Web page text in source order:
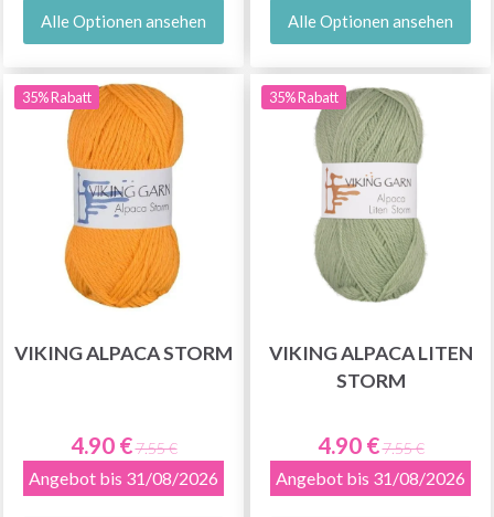
Alle Optionen ansehen Alle Optionen ansehen
35% Rabatt
VIKING ALPACA STORM
4.90 €7.55 €
Angebot bis 31/08/2026
35% Rabatt
VIKING ALPACA LITEN
STORM
4.90 €7.55 €
Angebot bis 31/08/2026